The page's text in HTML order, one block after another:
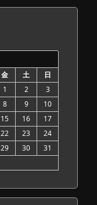
金 土
日
1
2
3
8 9
10
15 16
17
22 23
24
29 30
31